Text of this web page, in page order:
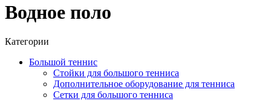
Водное поло
Категории
Большой теннис
Стойки для большого тенниса
Дополнительное оборудование для тенниса
Сетки для большого тенниса